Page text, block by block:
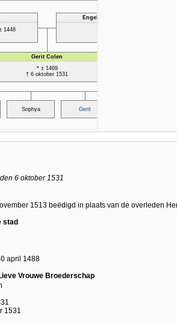
6 oktober 1531
1513 beëdigd in plaats van de overleden
stad
april 1488
Vrouwe Broederschap
1531